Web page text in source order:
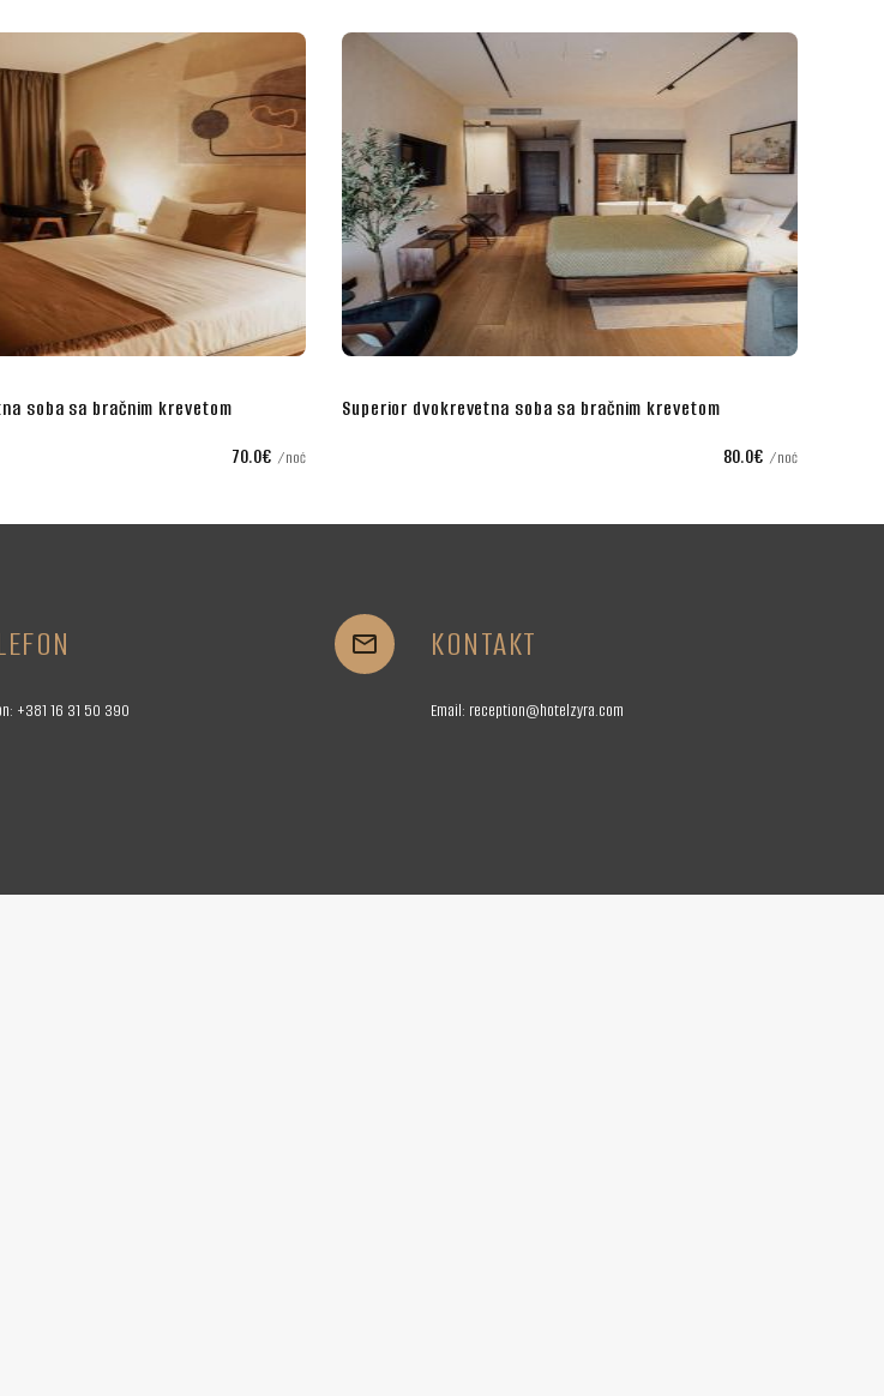
dvokrevetna soba sa bračnim krevetom
Dvokrevetna soba sa zasebnim krevetima
+381 16 31 50 390

 KONTAKT
Email: reception@hotelzyra.com